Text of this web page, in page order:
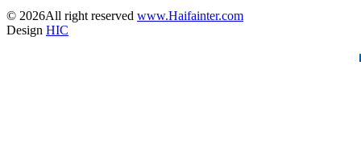
© 2026All right reserved www.Haifainter.com
Design HIC